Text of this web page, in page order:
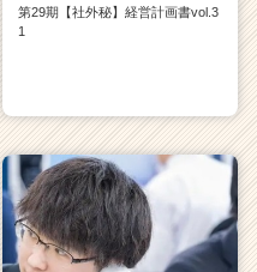
第29期【社外秘】経営計画書vol.3
1